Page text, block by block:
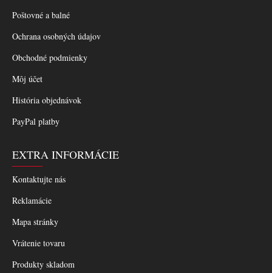
Poštovné a balné
Ochrana osobných údajov
Obchodné podmienky
Môj účet
História objednávok
PayPal platby
EXTRA INFORMÁCIE
Kontaktujte nás
Reklamácie
Mapa stránky
Vrátenie tovaru
Produkty skladom